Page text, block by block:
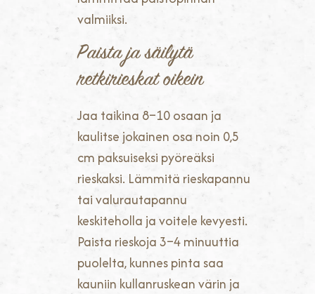
valmiiksi.
Paista ja säilytä
retkirieskat oikein
Jaa taikina 8–10 osaan ja
kaulitse jokainen osa noin 0,5
cm paksuiseksi pyöreäksi
rieskaksi. Lämmitä rieskapannu
tai valurautapannu
keskiteholla ja voitele kevyesti.
Paista rieskoja 3–4 minuuttia
puolelta, kunnes pinta saa
kauniin kullanruskean värin ja